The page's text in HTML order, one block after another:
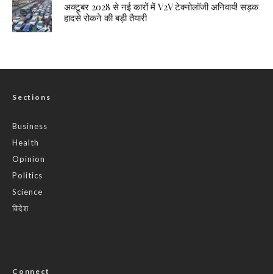
अक्टूबर 2028 से नई कारों में V2V टेक्नोलॉजी अनिवार्य! सड़क
हादसे रोकने की बड़ी तैयारी
Sections
Business
Health
Opinion
Politics
Science
विदेश
Connect